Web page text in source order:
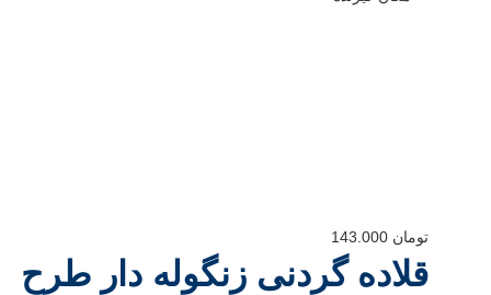
تومان
قلاده گردنی زنگوله دار طرح